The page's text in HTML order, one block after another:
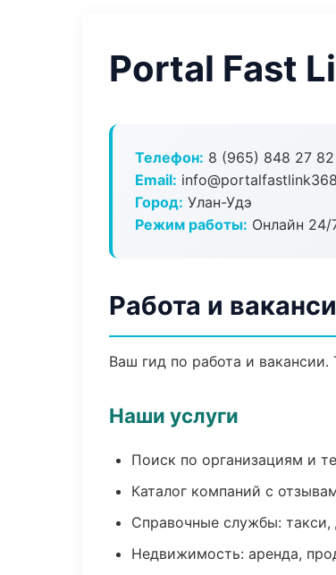
Portal Fast
Телефон: 8 (965) 848 27 82
Email:
Город: Улан-Удэ
Режим работы: Онлайн 24/
Работа и
Ваш гид по работа и
Наши услуги
Поиск по организациям и
Каталог компаний с
Справочные службы: такси,
Недвижимость: аренда,